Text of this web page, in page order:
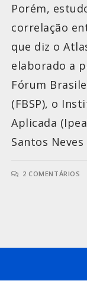
Porém,
correlação
que diz o
elaborado a
Fórum
(FBSP), o
Aplicada
Santos Neves
2 COMENTÁRIOS